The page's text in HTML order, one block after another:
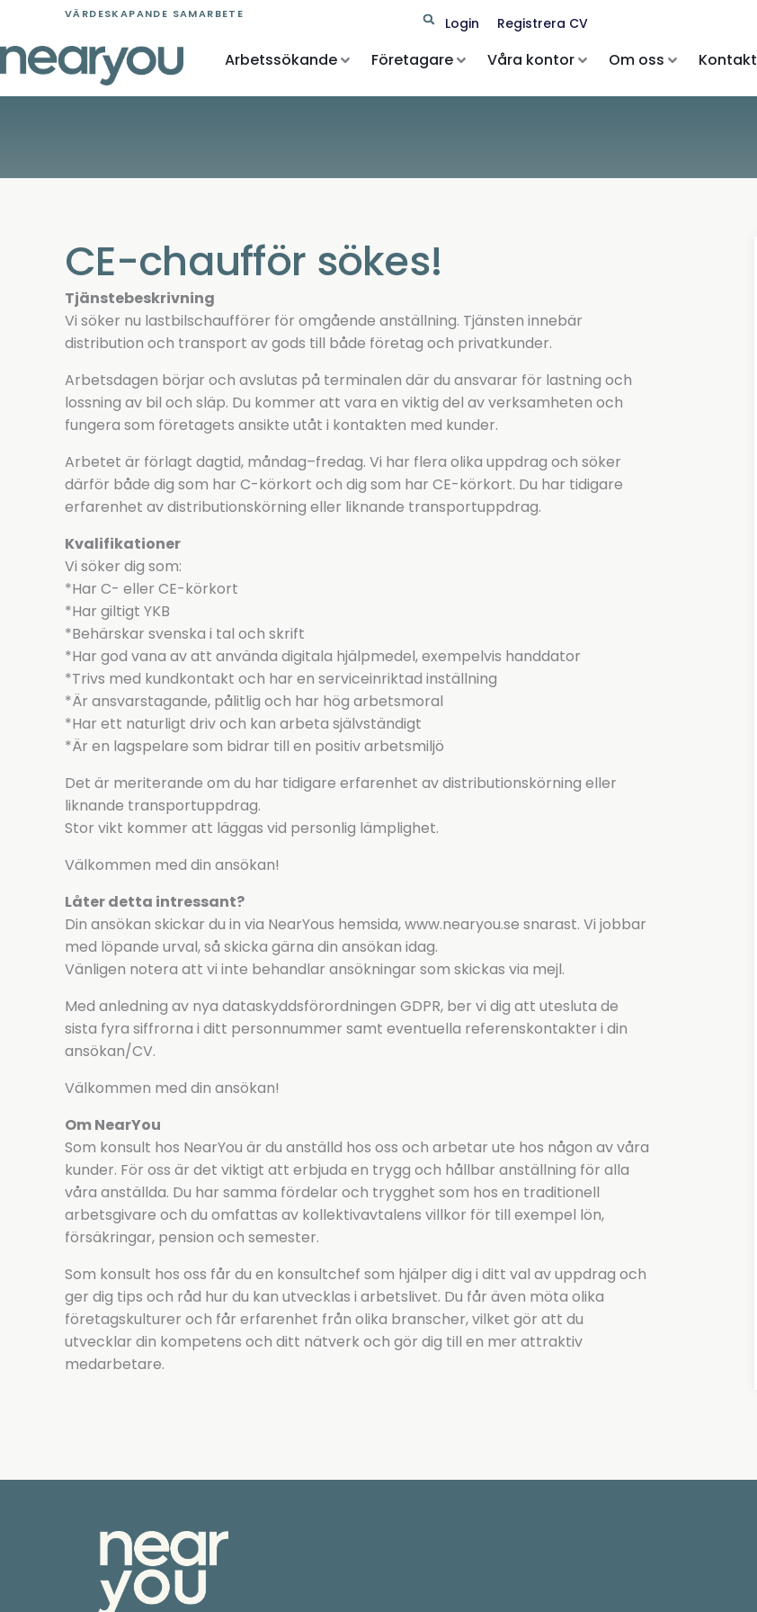
content
VÄRDESKAPANDE SAMARBETE Search
Login Registrera CV
Arbetssökande Företagare Våra kontor Om oss Kontakt
CE-chaufför sökes!
Tjänstebeskrivning
Vi söker nu lastbilschaufförer för omgående anställning. Tjänsten innebär
distribution och transport av gods till både företag och privatkunder.
Arbetsdagen börjar och avslutas på terminalen där du ansvarar för lastning och
lossning av bil och släp. Du kommer att vara en viktig del av verksamheten och
fungera som företagets ansikte utåt i kontakten med kunder.
Arbetet är förlagt dagtid, måndag–fredag. Vi har flera olika uppdrag och söker
därför både dig som har C-körkort och dig som har CE-körkort. Du har tidigare
erfarenhet av distributionskörning eller liknande transportuppdrag.
Kvalifikationer
Vi söker dig som:
*Har C- eller CE-körkort
*Har giltigt YKB
*Behärskar svenska i tal och skrift
*Har god vana av att använda digitala hjälpmedel, exempelvis handdator
*Trivs med kundkontakt och har en serviceinriktad inställning
*Är ansvarstagande, pålitlig och har hög arbetsmoral
*Har ett naturligt driv och kan arbeta självständigt
*Är en lagspelare som bidrar till en positiv arbetsmiljö
Det är meriterande om du har tidigare erfarenhet av distributionskörning eller
liknande transportuppdrag.
Stor vikt kommer att läggas vid personlig lämplighet.
Välkommen med din ansökan!
Låter detta intressant?
Din ansökan skickar du in via NearYous hemsida, www.nearyou.se snarast. Vi jobbar
med löpande urval, så skicka gärna din ansökan idag.
Vänligen notera att vi inte behandlar ansökningar som skickas via mejl.
Med anledning av nya dataskyddsförordningen GDPR, ber vi dig att utesluta de
sista fyra siffrorna i ditt personnummer samt eventuella referenskontakter i din
ansökan/CV.
Välkommen med din ansökan!
Om NearYou
Som konsult hos NearYou är du anställd hos oss och arbetar ute hos någon av våra
kunder. För oss är det viktigt att erbjuda en trygg och hållbar anställning för alla
våra anställda. Du har samma fördelar och trygghet som hos en traditionell
arbetsgivare och du omfattas av kollektivavtalens villkor för till exempel lön,
försäkringar, pension och semester.
Som konsult hos oss får du en konsultchef som hjälper dig i ditt val av uppdrag och
ger dig tips och råd hur du kan utvecklas i arbetslivet. Du får även möta olika
företagskulturer och får erfarenhet från olika branscher, vilket gör att du
utvecklar din kompetens och ditt nätverk och gör dig till en mer attraktiv
medarbetare.